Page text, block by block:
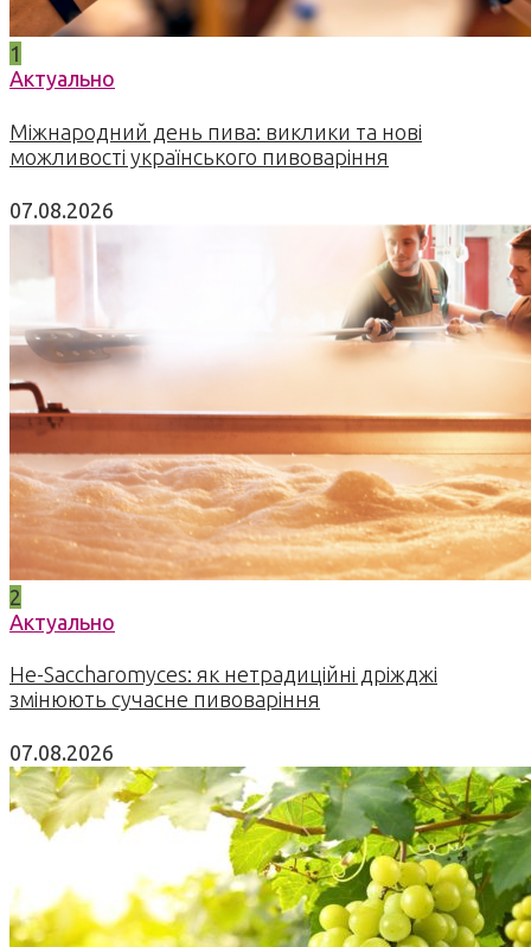
1
Актуально
Міжнародний день пива: виклики та нові
можливості українського пивоваріння
07.08.2026
2
Актуально
Не-Saccharomyces: як нетрадиційні дріжджі
змінюють сучасне пивоваріння
07.08.2026